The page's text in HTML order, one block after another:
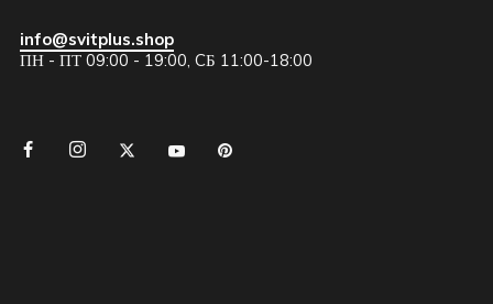
info@svitplus.shop
ПН - ПТ 09:00 - 19:00, CБ 11:00-18:00